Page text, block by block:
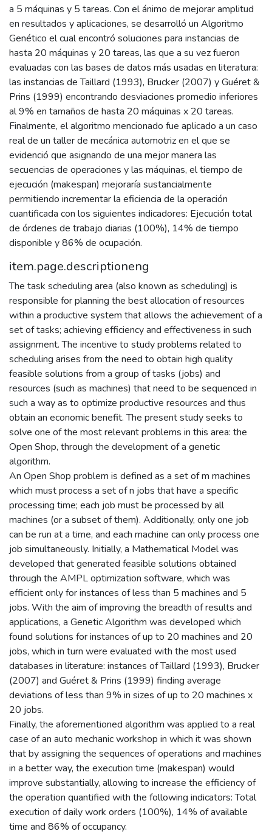
a 5 máquinas y 5 tareas. Con el ánimo de mejorar amplitud
en resultados y aplicaciones, se desarrolló un Algoritmo
Genético el cual encontró soluciones para instancias de
hasta 20 máquinas y 20 tareas, las que a su vez fueron
evaluadas con las bases de datos más usadas en literatura:
las instancias de Taillard (1993), Brucker (2007) y Guéret &
Prins (1999) encontrando desviaciones promedio inferiores
al 9% en tamaños de hasta 20 máquinas x 20 tareas.
Finalmente, el algoritmo mencionado fue aplicado a un caso
real de un taller de mecánica automotriz en el que se
evidenció que asignando de una mejor manera las
secuencias de operaciones y las máquinas, el tiempo de
ejecución (makespan) mejoraría sustancialmente
permitiendo incrementar la eficiencia de la operación
cuantificada con los siguientes indicadores: Ejecución total
de órdenes de trabajo diarias (100%), 14% de tiempo
disponible y 86% de ocupación.
item.page.descriptioneng
The task scheduling area (also known as scheduling) is
responsible for planning the best allocation of resources
within a productive system that allows the achievement of a
set of tasks; achieving efficiency and effectiveness in such
assignment. The incentive to study problems related to
scheduling arises from the need to obtain high quality
feasible solutions from a group of tasks (jobs) and
resources (such as machines) that need to be sequenced in
such a way as to optimize productive resources and thus
obtain an economic benefit. The present study seeks to
solve one of the most relevant problems in this area: the
Open Shop, through the development of a genetic
algorithm.
An Open Shop problem is defined as a set of m machines
which must process a set of n jobs that have a specific
processing time; each job must be processed by all
machines (or a subset of them). Additionally, only one job
can be run at a time, and each machine can only process one
job simultaneously. Initially, a Mathematical Model was
developed that generated feasible solutions obtained
through the AMPL optimization software, which was
efficient only for instances of less than 5 machines and 5
jobs. With the aim of improving the breadth of results and
applications, a Genetic Algorithm was developed which
found solutions for instances of up to 20 machines and 20
jobs, which in turn were evaluated with the most used
databases in literature: instances of Taillard (1993), Brucker
(2007) and Guéret & Prins (1999) finding average
deviations of less than 9% in sizes of up to 20 machines x
20 jobs.
Finally, the aforementioned algorithm was applied to a real
case of an auto mechanic workshop in which it was shown
that by assigning the sequences of operations and machines
in a better way, the execution time (makespan) would
improve substantially, allowing to increase the efficiency of
the operation quantified with the following indicators: Total
execution of daily work orders (100%), 14% of available
time and 86% of occupancy.